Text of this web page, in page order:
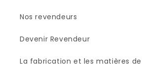
Nos revendeurs
Devenir Revendeur
La fabrication et les matières